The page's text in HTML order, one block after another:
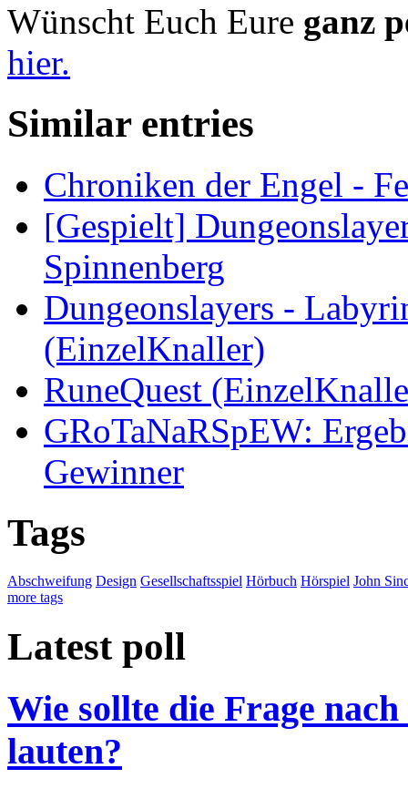
Wünscht Euch Eure ganz
hier.
Similar entries
Chroniken der Engel -
[Gespielt]
Spinnenberg
Dungeonslayers -
(EinzelKnaller)
RuneQuest
GRoTaNaRSpEW:
Gewinner
Tags
Abschweifung Design Gesellschaftsspiel Hörbuch Hörspiel John
more tags
Latest poll
Wie sollte die Frage
lauten?